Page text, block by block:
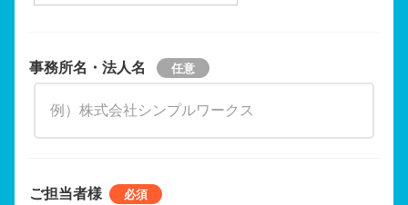
事務所名・法人名
ご担当者様